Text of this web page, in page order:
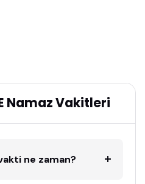
Namaz Vakitleri
ne zaman?